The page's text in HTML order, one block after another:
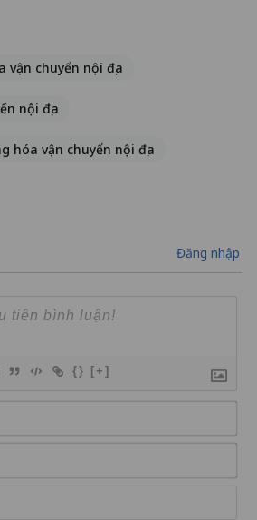
vận chuyển nội địa
nội địa
hóa vận chuyển nội địa
Đăng nhập
{} [+]